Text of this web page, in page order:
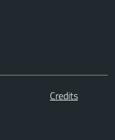
Credits